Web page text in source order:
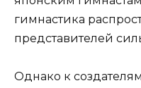
гимнастика
представителей
Однако к